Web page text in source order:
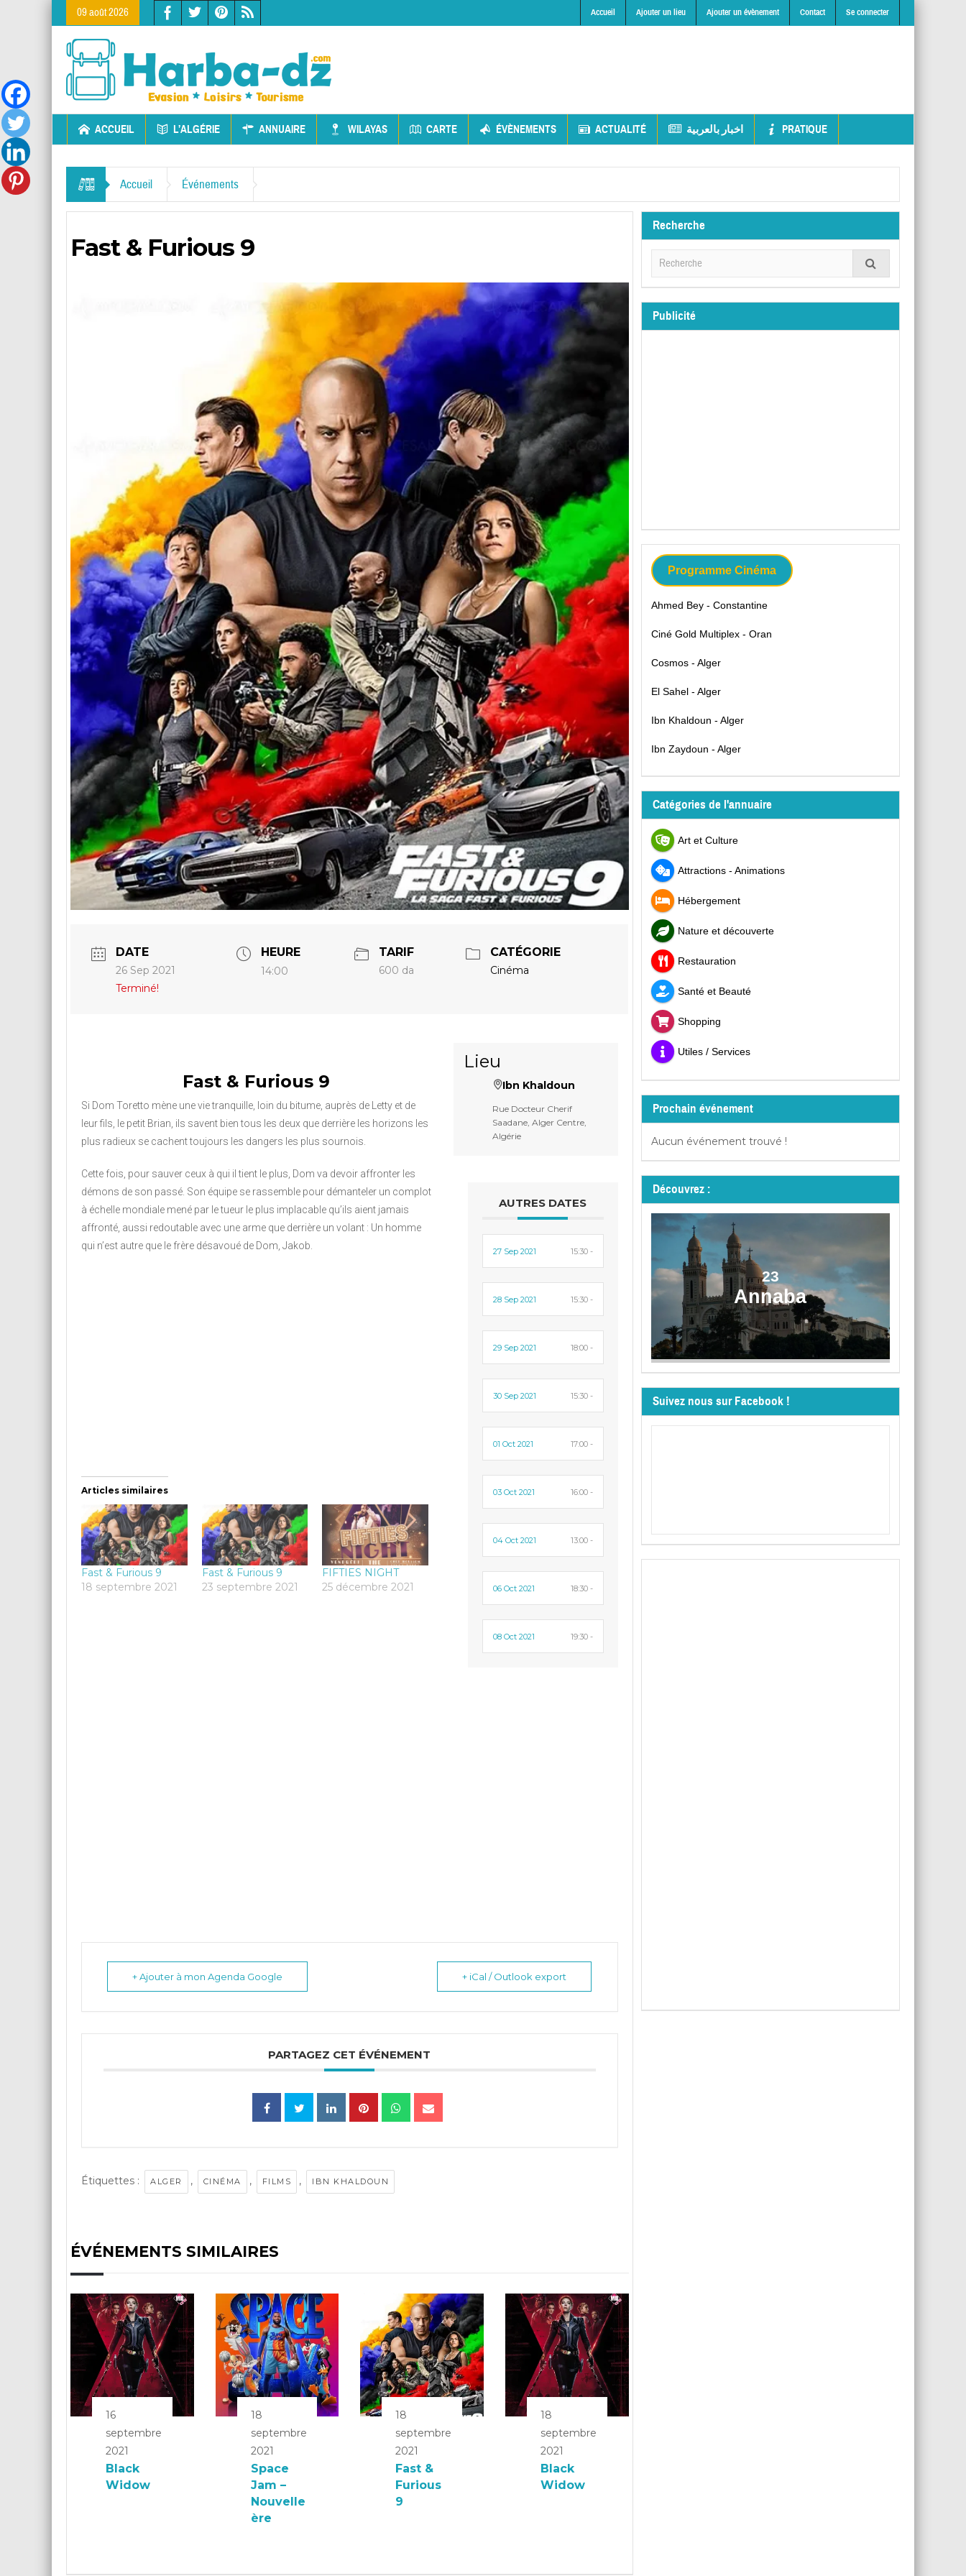
09 août 2026 Accueil Ajouter un lieu Ajouter un évènement Contact Se connecter
ACCUEIL L’ALGÉRIE ANNUAIRE WILAYAS CARTE ÉVÈNEMENTS ACTUALITÉ اخبار بالعربية PRATIQUE
Accueil Événements
Fast & Furious 9
DATE
26 Sep 2021
Terminé!
HEURE
14:00
TARIF
600 da
CATÉGORIE
Cinéma
Fast & Furious 9
Si Dom Toretto mène une vie tranquille, loin du bitume, auprès de Letty et de
leur fils, le petit Brian, ils savent bien tous les deux que derrière les horizons les
plus radieux se cachent toujours les dangers les plus sournois.
Cette fois, pour sauver ceux à qui il tient le plus, Dom va devoir affronter les
démons de son passé. Son équipe se rassemble pour démanteler un complot
à échelle mondiale mené par le tueur le plus implacable qu’ils aient jamais
affronté, aussi redoutable avec une arme que derrière un volant : Un homme
qui n’est autre que le frère désavoué de Dom, Jakob.
Articles similaires
Fast & Furious 9
18 septembre 2021
Fast & Furious 9
23 septembre 2021
FIFTIES NIGHT
25 décembre 2021
Lieu
Ibn Khaldoun
Rue Docteur Cherif
Saadane, Alger Centre,
Algérie
AUTRES DATES
27 Sep 2021 15:30 -
28 Sep 2021 15:30 -
29 Sep 2021 18:00 -
30 Sep 2021 15:30 -
01 Oct 2021 17:00 -
03 Oct 2021 16:00 -
04 Oct 2021 13:00 -
06 Oct 2021 18:30 -
08 Oct 2021 19:30 -
+ Ajouter à mon Agenda Google + iCal / Outlook export
PARTAGEZ CET ÉVÉNEMENT
Étiquettes : ALGER , CINÉMA , FILMS , IBN KHALDOUN
ÉVÉNEMENTS SIMILAIRES
16
septembre
2021
Black
Widow
18
septembre
2021
Space
Jam –
Nouvelle
ère
18
septembre
2021
Fast &
Furious
9
18
septembre
2021
Black
Widow
Recherche
Publicité
Programme Cinéma
Ahmed Bey - Constantine
Ciné Gold Multiplex - Oran
Cosmos - Alger
El Sahel - Alger
Ibn Khaldoun - Alger
Ibn Zaydoun - Alger
Catégories de l'annuaire
Art et Culture
Attractions - Animations
Hébergement
Nature et découverte
Restauration
Santé et Beauté
Shopping
Utiles / Services
Prochain événement
Aucun événement trouvé !
Découvrez :
23
Annaba
Suivez nous sur Facebook !